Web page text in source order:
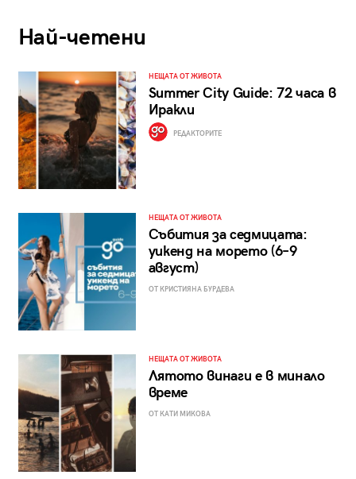
Най-четени
НЕЩАТА ОТ ЖИВОТА
Summer City Guide: 72 часа в
Иракли
РЕДАКТОРИТЕ
НЕЩАТА ОТ ЖИВОТА
Събития за седмицата:
уикенд на морето (6–9
август)
ОТ КРИСТИЯНА БУРДЕВА
НЕЩАТА ОТ ЖИВОТА
Лятото винаги е в минало
време
ОТ КАТИ МИКОВА